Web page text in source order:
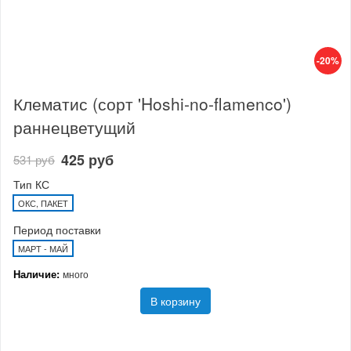
-20%
Клематис (сорт 'Hoshi-no-flamenco')
раннецветущий
531 руб 425 руб
Тип КС
ОКС, ПАКЕТ
Период поставки
МАРТ - МАЙ
Наличие: много
В корзину